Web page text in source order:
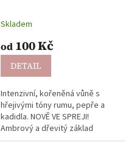
Skladem
od 100 Kč
DETAIL
Intenzivní, kořeněná vůně s
hřejivými tóny rumu, pepře a
kadidla. NOVĚ VE SPREJI!
Ambrový a dřevitý základ
zahřeje jako silný drink po